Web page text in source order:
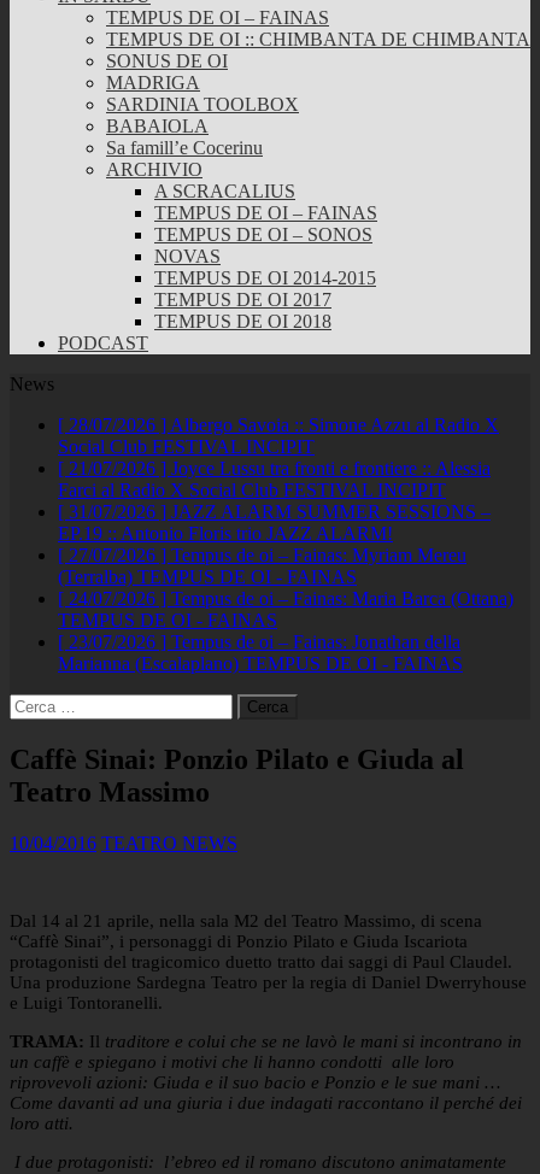
TEMPUS DE OI – FAINAS
TEMPUS DE OI :: CHIMBANTA DE CHIMBANTA
SONUS DE OI
MADRIGA
SARDINIA TOOLBOX
BABAIOLA
Sa famill’e Cocerinu
ARCHIVIO
A SCRACALIUS
TEMPUS DE OI – FAINAS
TEMPUS DE OI – SONOS
NOVAS
TEMPUS DE OI 2014-2015
TEMPUS DE OI 2017
TEMPUS DE OI 2018
PODCAST
News
[ 28/07/2026 ] Albergo Savoia :: Simone Azzu al Radio X
Social Club FESTIVAL INCIPIT
[ 21/07/2026 ] Joyce Lussu tra fronti e frontiere :: Alessia
Farci al Radio X Social Club FESTIVAL INCIPIT
[ 31/07/2026 ] JAZZ ALARM SUMMER SESSIONS –
EP.19 :: Antonio Floris trio JAZZ ALARM!
[ 27/07/2026 ] Tempus de oi – Fainas: Myriam Mereu
(Terralba) TEMPUS DE OI - FAINAS
[ 24/07/2026 ] Tempus de oi – Fainas: Maria Barca (Ottana)
TEMPUS DE OI - FAINAS
[ 23/07/2026 ] Tempus de oi – Fainas: Jonathan della
Marianna (Escalaplano) TEMPUS DE OI - FAINAS
Ricerca
per:
Caffè Sinai: Ponzio Pilato e Giuda al
Teatro Massimo
10/04/2016 TEATRO NEWS
Dal 14 al 21 aprile, nella sala M2 del Teatro Massimo, di scena
“Caffè Sinai”, i personaggi di Ponzio Pilato e Giuda Iscariota
protagonisti del tragicomico duetto tratto dai saggi di Paul Claudel.
Una produzione Sardegna Teatro per la regia di Daniel Dwerryhouse
e Luigi Tontoranelli.
TRAMA: Il traditore e colui che se ne lavò le mani si incontrano in
un caffè e spiegano i motivi che li hanno condotti alle loro
riprovevoli azioni: Giuda e il suo bacio e Ponzio e le sue mani …
Come davanti ad una giuria i due indagati raccontano il perché dei
loro atti.
I due protagonisti: l’ebreo ed il romano discutono animatamente